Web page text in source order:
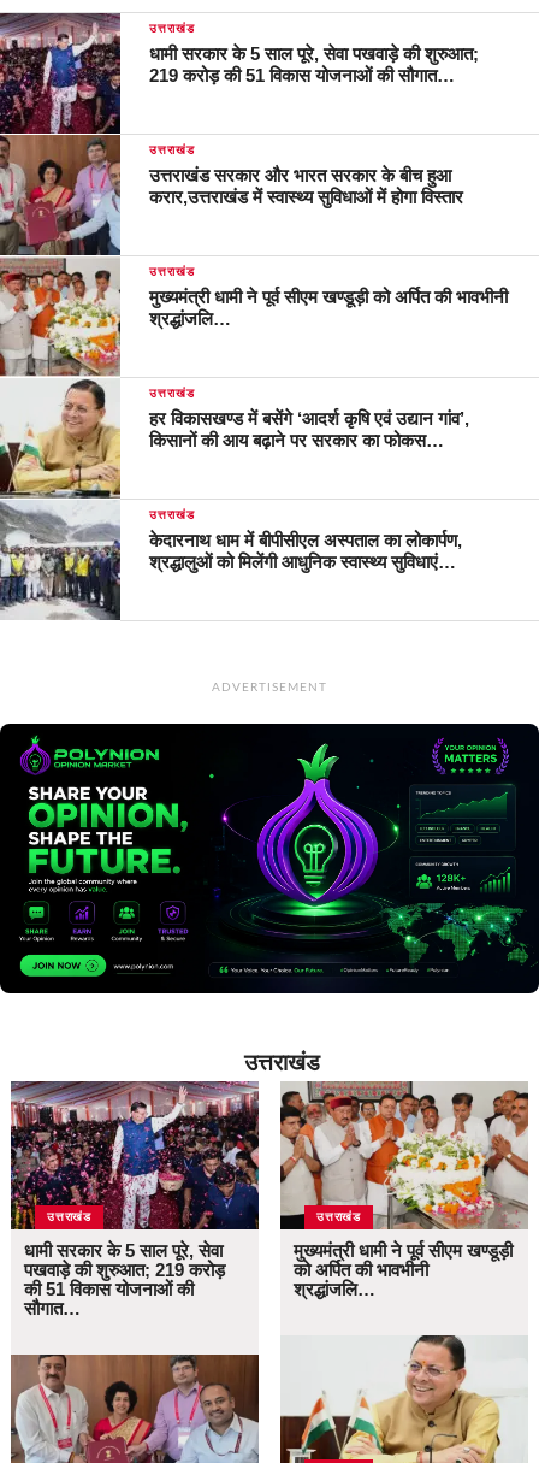
उत्तराखंड
धामी सरकार के 5 साल पूरे, सेवा पखवाड़े की शुरुआत;
219 करोड़ की 51 विकास योजनाओं की सौगात…
उत्तराखंड
उत्तराखंड सरकार और भारत सरकार के बीच हुआ
करार,उत्तराखंड में स्वास्थ्य सुविधाओं में होगा विस्तार
उत्तराखंड
मुख्यमंत्री धामी ने पूर्व सीएम खण्डूड़ी को अर्पित की भावभीनी
श्रद्धांजलि…
उत्तराखंड
हर विकासखण्ड में बसेंगे ‘आदर्श कृषि एवं उद्यान गांव’,
किसानों की आय बढ़ाने पर सरकार का फोकस…
उत्तराखंड
केदारनाथ धाम में बीपीसीएल अस्पताल का लोकार्पण,
श्रद्धालुओं को मिलेंगी आधुनिक स्वास्थ्य सुविधाएं…
ADVERTISEMENT
उत्तराखंड
उत्तराखंड
धामी सरकार के 5 साल पूरे, सेवा
पखवाड़े की शुरुआत; 219 करोड़
की 51 विकास योजनाओं की
सौगात…
उत्तराखंड
मुख्यमंत्री धामी ने पूर्व सीएम खण्डूड़ी
को अर्पित की भावभीनी
श्रद्धांजलि…